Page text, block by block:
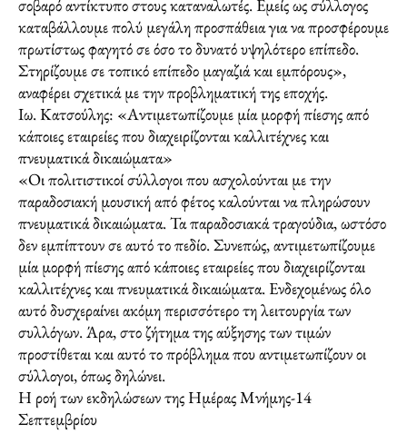
καταβάλλουμε πολύ μεγάλη προσπάθεια για να προσφέρουμε
πρωτίστως φαγητό σε όσο το δυνατό υψηλότερο επίπεδο.
Στηρίζουμε σε τοπικό επίπεδο μαγαζιά και εμπόρους»,
αναφέρει σχετικά με την προβληματική της εποχής.
Ιω. Κατσούλης: «Αντιμετωπίζουμε μία μορφή πίεσης από
κάποιες εταιρείες που διαχειρίζονται καλλιτέχνες και
πνευματικά δικαιώματα»
«Οι πολιτιστικοί σύλλογοι που ασχολούνται με την
παραδοσιακή μουσική από φέτος καλούνται να πληρώσουν
πνευματικά δικαιώματα. Τα παραδοσιακά τραγούδια, ωστόσο
δεν εμπίπτουν σε αυτό το πεδίο. Συνεπώς, αντιμετωπίζουμε
μία μορφή πίεσης από κάποιες εταιρείες που διαχειρίζονται
καλλιτέχνες και πνευματικά δικαιώματα. Ενδεχομένως όλο
αυτό δυσχεραίνει ακόμη περισσότερο τη λειτουργία των
συλλόγων. Άρα, στο ζήτημα της αύξησης των τιμών
προστίθεται και αυτό το πρόβλημα που αντιμετωπίζουν οι
σύλλογοι, όπως δηλώνει.
Η ροή των εκδηλώσεων της Ημέρας Μνήμης-14
Σεπτεμβρίου